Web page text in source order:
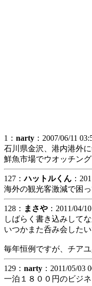
1： narty ：2007/06/11
石川県金沢、港内港外
鮮魚市場でウオッチン
127：ハットルくん ：
海外の観光客激減で困っ
128： まさや ：2011/04/
しばらく書き込みして
いつかまた呑み会した
毎年恒例ですが、チア
129： narty ：2011/05/03
一泊１８００円のビジ